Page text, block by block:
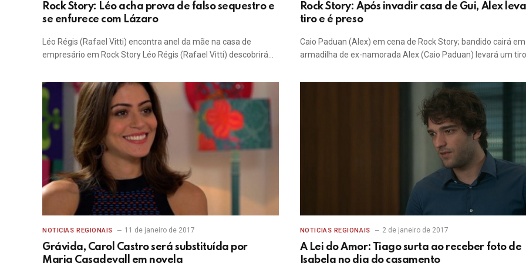
Rock Story: Léo acha prova de falso sequestro e
se enfurece com Lázaro
Léo Régis (Rafael Vitti) encontra anel da mãe na casa de
empresário em Rock Story Léo Régis (Rafael Vitti) descobrirá…
Rock Story: Após invadir casa de Gui, Alex leva
tiro e é preso
Caio Paduan (Alex) em cena de Rock Story; bandido cairá em
armadilha de ex-namorada Alex (Caio Paduan) levará um
NOTICIAS REGIONAIS 11 de janeiro de 2017
Grávida, Carol Castro será substituída por
Maria Casadevall em novela
NOTICIAS REGIONAIS 2 de janeiro de 2017
A Lei do Amor: Tiago surta ao receber foto de
Isabela no dia do casamento